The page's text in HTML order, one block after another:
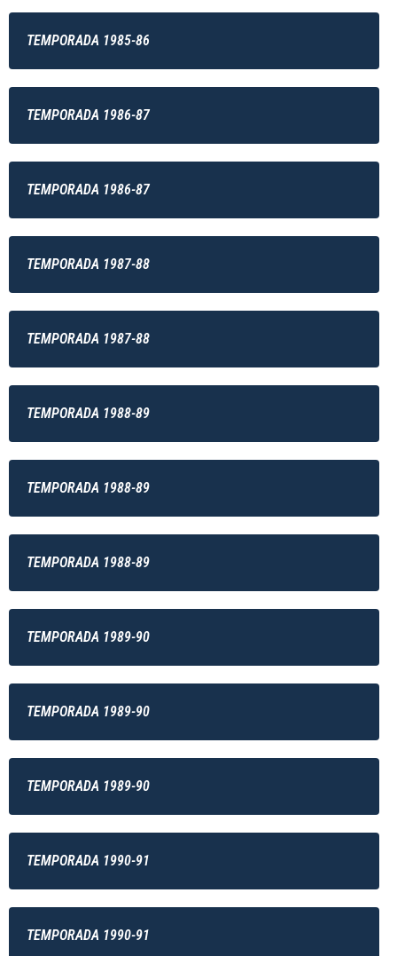
TEMPORADA 1985-86
TEMPORADA 1986-87
TEMPORADA 1986-87
TEMPORADA 1987-88
TEMPORADA 1987-88
TEMPORADA 1988-89
TEMPORADA 1988-89
TEMPORADA 1988-89
TEMPORADA 1989-90
TEMPORADA 1989-90
TEMPORADA 1989-90
TEMPORADA 1990-91
TEMPORADA 1990-91